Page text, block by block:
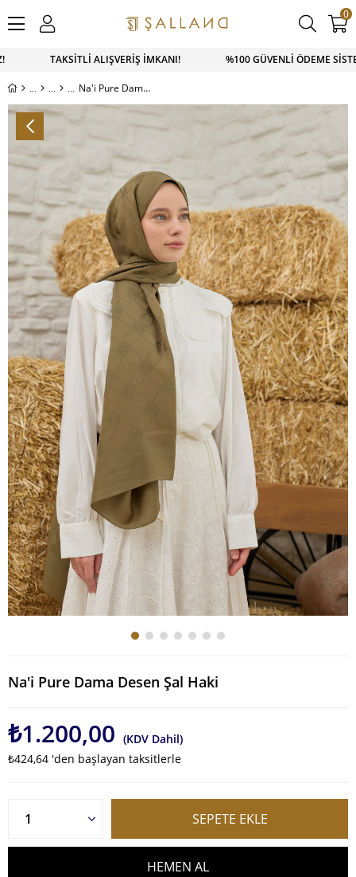
TAKSİTLİ ALIŞVERİŞ İMKANI! %100 GÜVENLİ ÖDEME
0
Na'i Pure Dama Desen Şal Haki
Na'i Pure Dama Desen Şal Haki
₺1.200,00 (KDV Dahil)
₺424,64 'den başlayan taksitlerle